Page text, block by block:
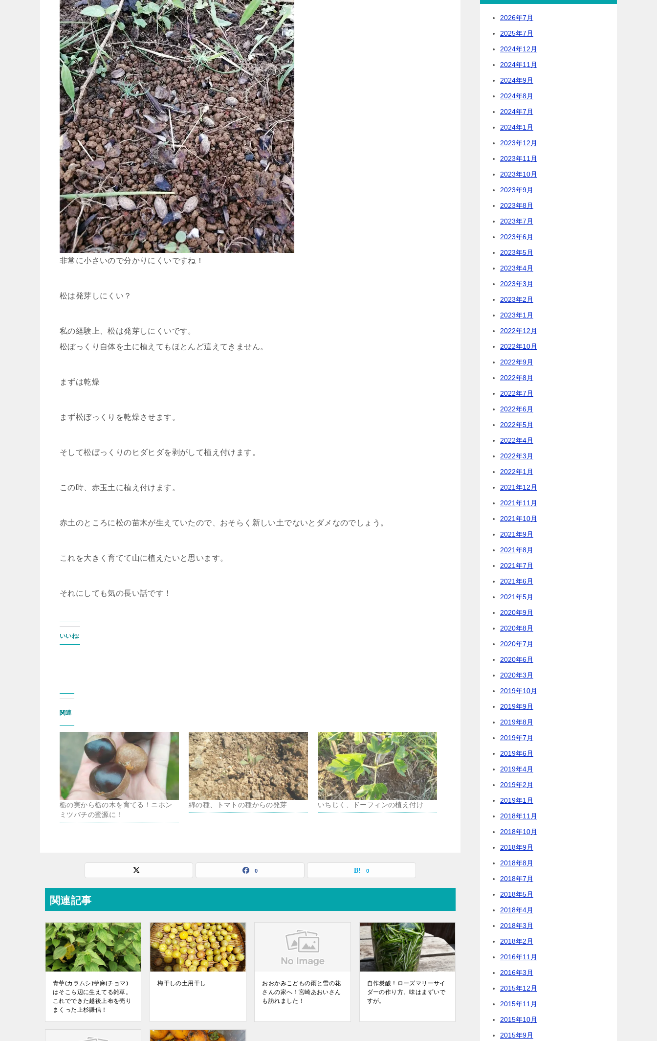
非常に小さいので分かりにくいですね！
松は発芽しにくい？
私の経験上、松は発芽しにくいです。
松ぼっくり自体を土に植えてもほとんど這えてきません。
まずは乾燥
まず松ぼっくりを乾燥させます。
そして松ぼっくりのヒダヒダを剥がして植え付けます。
この時、赤玉土に植え付けます。
赤土のところに松の苗木が生えていたので、おそらく新しい土でないとダメなのでしょう。
これを大きく育てて山に植えたいと思います。
それにしても気の長い話です！
いいね:
関連
栃の実から栃の木を育てる！ニホン
ミツバチの蜜源に！
綿の種、トマトの種からの発芽 いちじく、ドーフィンの植え付け
0 0
関連記事
青苧(カラムシ)苧麻(チョマ)
はそこら辺に生えてる雑草。
これでできた越後上布を売り
まくった上杉謙信！
梅干しの土用干し
おおかみこどもの雨と雪の花
さんの家へ！宮崎あおいさん
も訪れました！
自作炭酸！ローズマリーサイ
ダーの作り方。味はまずいで
すが。
2026年7月
2025年7月
2024年12月
2024年11月
2024年9月
2024年8月
2024年7月
2024年1月
2023年12月
2023年11月
2023年10月
2023年9月
2023年8月
2023年7月
2023年6月
2023年5月
2023年4月
2023年3月
2023年2月
2023年1月
2022年12月
2022年10月
2022年9月
2022年8月
2022年7月
2022年6月
2022年5月
2022年4月
2022年3月
2022年1月
2021年12月
2021年11月
2021年10月
2021年9月
2021年8月
2021年7月
2021年6月
2021年5月
2020年9月
2020年8月
2020年7月
2020年6月
2020年3月
2019年10月
2019年9月
2019年8月
2019年7月
2019年6月
2019年4月
2019年2月
2019年1月
2018年11月
2018年10月
2018年9月
2018年8月
2018年7月
2018年5月
2018年4月
2018年3月
2018年2月
2016年11月
2016年3月
2015年12月
2015年11月
2015年10月
2015年9月